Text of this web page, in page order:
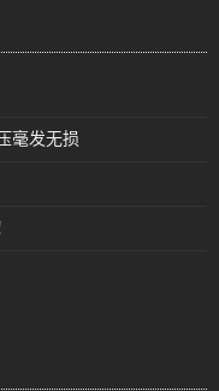
毫发无损